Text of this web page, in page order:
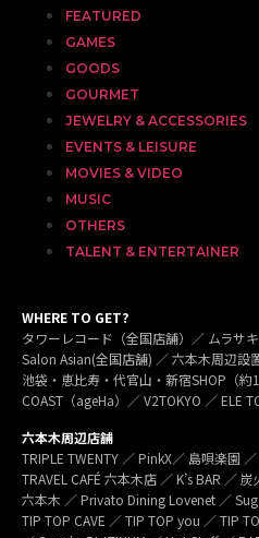
FEATURED
GAMES
GOODS
GOURMET
JEWELRY & ACCESSORIES
EVENTS & LEISURE
MOVIES & VIDEO
MUSIC
OTHERS
TALENT & ENTERTAINER
WHERE TO GET?
タワーレコード（全国店舗）／ ムラサ
Salon Asian(全国店舗) ／ 六本木周辺設
池袋・恵比寿・代官山・新宿SHOP（約
COAST（ageHa）／ V2TOKYO ／ ELE
六本木周辺店舗
TRIPLE TWENTY ／ PinkX／ 島唄楽園
TRAVEL CAFÉ 六本木店 ／ K’s BAR ／
六本木 ／ Privato Dining Lovenet ／
TIP TOP CAVE ／ TIP TOP you ／ TIP